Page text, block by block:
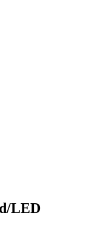
LED